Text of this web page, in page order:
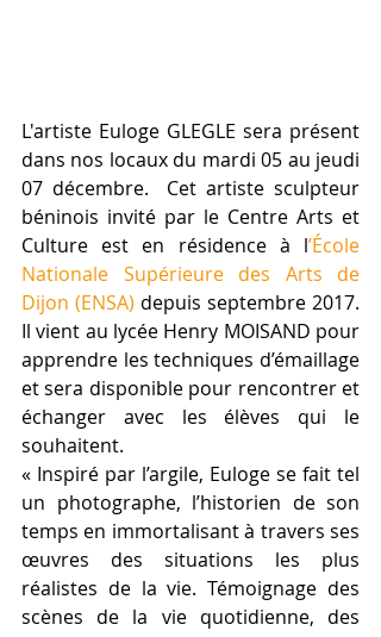
L'artiste Euloge GLEGLE sera présent
dans nos locaux du mardi 05 au jeudi
07 décembre.  Cet artiste sculpteur
béninois invité par le Centre Arts et
Culture est en résidence à l’École
Nationale Supérieure des Arts de
Dijon (ENSA) depuis septembre 2017.
Il vient au lycée Henry MOISAND pour
apprendre les techniques d’émaillage
et sera disponible pour rencontrer et
échanger avec les élèves qui le
souhaitent.
« Inspiré par l’argile, Euloge se fait tel
un photographe, l’historien de son
temps en immortalisant à travers ses
œuvres des situations les plus
réalistes de la vie. Témoignage des
scènes de la vie quotidienne, des